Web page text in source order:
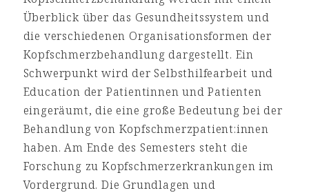
Überblick über das Gesundheitssystem und
die verschiedenen Organisationsformen der
Kopfschmerzbehandlung dargestellt. Ein
Schwerpunkt wird der Selbsthilfearbeit und
Education der Patientinnen und Patienten
eingeräumt, die eine große Bedeutung bei der
Behandlung von Kopfschmerzpatient:innen
haben. Am Ende des Semesters steht die
Forschung zu Kopfschmerzerkrankungen im
Vordergrund. Die Grundlagen und